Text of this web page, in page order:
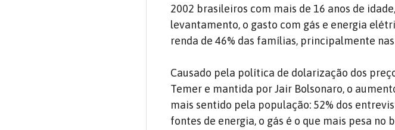
2002 brasileiros com mais de 16 anos de
levantamento, o gasto com gás e energia
renda de 46% das famílias, principalmente
Causado pela política de dolarização dos
Temer e mantida por Jair Bolsonaro, o
mais sentido pela população: 52% dos
fontes de energia, o gás é o que mais pesa no